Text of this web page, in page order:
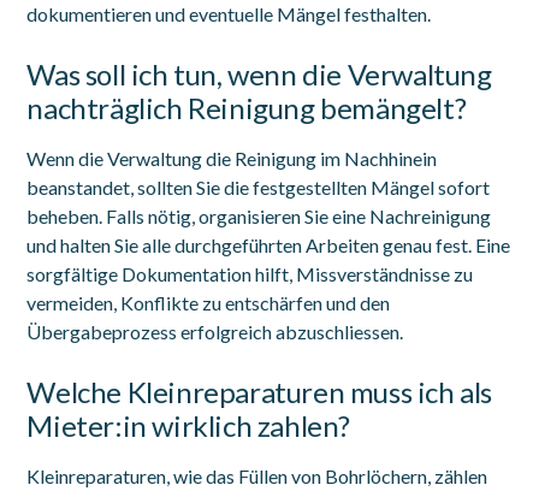
dokumentieren und eventuelle Mängel festhalten.
Was soll ich tun, wenn die Verwaltung
nachträglich Reinigung bemängelt?
Wenn die Verwaltung die Reinigung im Nachhinein
beanstandet, sollten Sie die festgestellten Mängel sofort
beheben. Falls nötig, organisieren Sie eine Nachreinigung
und halten Sie alle durchgeführten Arbeiten genau fest. Eine
sorgfältige Dokumentation hilft, Missverständnisse zu
vermeiden, Konflikte zu entschärfen und den
Übergabeprozess erfolgreich abzuschliessen.
Welche Kleinreparaturen muss ich als
Mieter:in wirklich zahlen?
Kleinreparaturen, wie das Füllen von Bohrlöchern, zählen